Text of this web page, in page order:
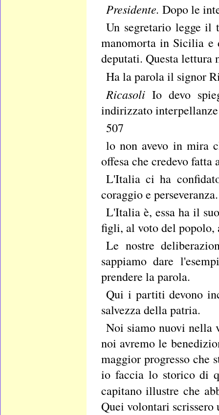
Presidente. Dopo le
Un segretario legge il
manomorta in Sicilia
deputati. Questa lettura
Ha la parola il signor
Ricasoli Io devo
indirizzato
507
lo non avevo in mira
offesa che credevo fatta
L'Italia ci ha
coraggio e perseveranza.
L'Italia è, essa ha il
figli, al voto del popolo,
Le nostre
sappiamo dare
prendere la parola.
Qui i partiti devono
salvezza della patria.
Noi siamo nuovi nella
noi avremo le
maggior progresso che
io faccia lo storico di
capitano illustre che
Quei volontari scrissero